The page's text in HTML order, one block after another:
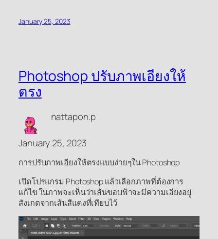
January 25, 2023
Photoshop ปรับภาพเอียงให้
ตรง
nattapon.p
January 25, 2023
การปรับภาพเอียงให้ตรงแบบง่ายๆใน Photoshop
เปิดโปรแกรม Photoshop แล้วเลือกภาพที่ต้องการ
แก้ไข ในภาพจะเห็นว่าเส้นขอบฟ้าจะมีความเอียงอยู่
สังเกตจากเส้นสีแดงที่เทียบไว้